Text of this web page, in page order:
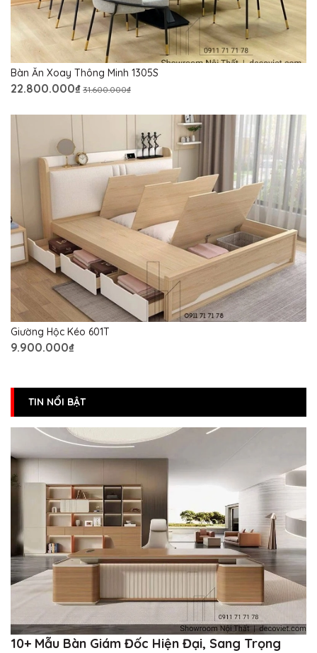
Bàn Ăn Xoay Thông Minh 1305S
22.800.000₫ 31.600.000₫
Giường Hộc Kéo 601T
9.900.000₫
TIN NỔI BẬT
10+ Mẫu Bàn Giám Đốc Hiện Đại, Sang Trọng